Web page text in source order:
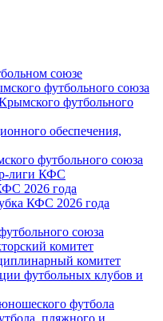
союзе
футбольного союза
футбольного
обеспечения,
футбольного союза
лиги КФС
2026 года
КФС 2026 года
союза
комитет
комитет
футбольных клубов и
футбола
пляжного и